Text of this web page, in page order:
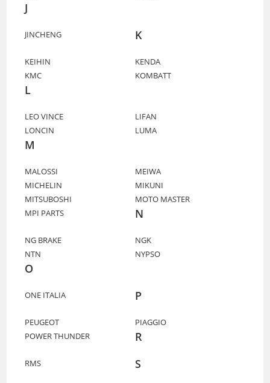
J
JINCHENG K
KEIHIN
KENDA
KMC
KOMBATT
L
LEO VINCE
LIFAN
LONCIN
LUMA
M
MALOSSI
MEIWA
MICHELIN
MIKUNI
MITSUBOSHI
MOTO MASTER
MPI PARTS
N
NG BRAKE
NGK
NTN
NYPSO
O
ONE ITALIA P
PEUGEOT
PIAGGIO
POWER THUNDER
R
RMS S